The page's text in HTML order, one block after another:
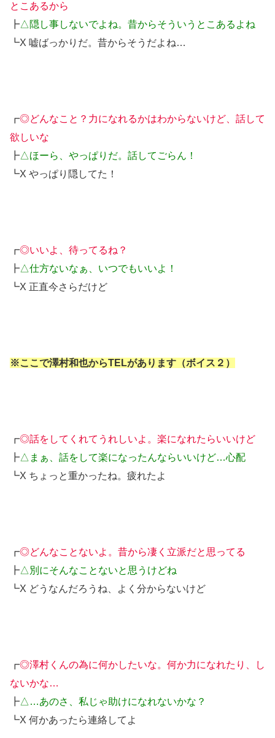
とこあるから
┣△隠し事しないでよね。昔からそういうとこあるよね
┗X 嘘ばっかりだ。昔からそうだよね…
┏◎どんなこと？力になれるかはわからないけど、話して
欲しいな
┣△ほーら、やっぱりだ。話してごらん！
┗X やっぱり隠してた！
┏◎いいよ、待ってるね？
┣△仕方ないなぁ、いつでもいいよ！
┗X 正直今さらだけど
※ここで澤村和也からTELがあります（ボイス２）
┏◎話をしてくれてうれしいよ。楽になれたらいいけど
┣△まぁ、話をして楽になったんならいいけど…心配
┗X ちょっと重かったね。疲れたよ
┏◎どんなことないよ。昔から凄く立派だと思ってる
┣△別にそんなことないと思うけどね
┗X どうなんだろうね、よく分からないけど
┏◎澤村くんの為に何かしたいな。何か力になれたり、し
ないかな…
┣△…あのさ、私じゃ助けになれないかな？
┗X 何かあったら連絡してよ